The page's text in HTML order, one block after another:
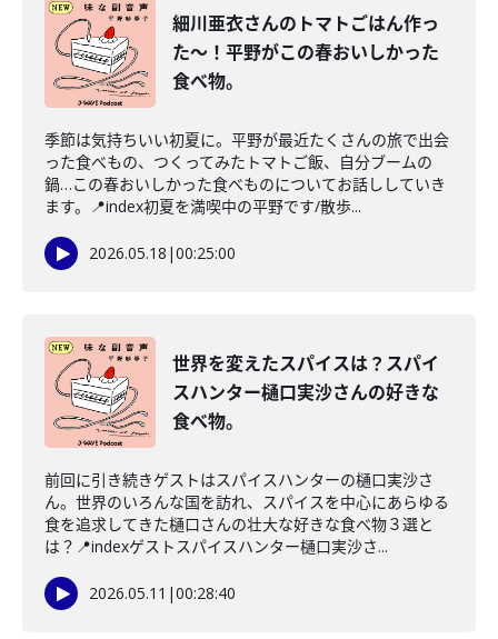
細川亜衣さんのトマトごはん作っ
た〜！平野がこの春おいしかった
食べ物。
季節は気持ちいい初夏に。平野が最近たくさんの旅で出会
った食べもの、つくってみたトマトご飯、自分ブームの
鍋…この春おいしかった食べものについてお話ししていき
ます。📍index初夏を満喫中の平野です/散歩...
2026.05.18 |00:25:00
世界を変えたスパイスは？スパイ
スハンター樋口実沙さんの好きな
食べ物。
前回に引き続きゲストはスパイスハンターの樋口実沙さ
ん。世界のいろんな国を訪れ、スパイスを中心にあらゆる
食を追求してきた樋口さんの壮大な好きな食べ物３選と
は？📍indexゲストスパイスハンター樋口実沙さ...
2026.05.11 |00:28:40